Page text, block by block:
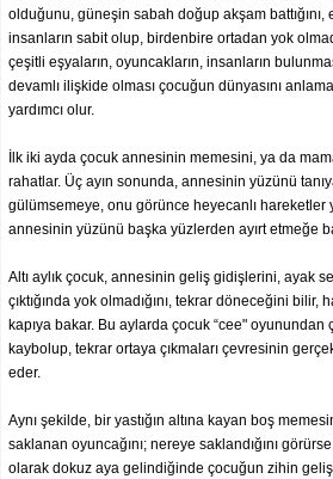
olduğunu, güneşin sabah doğup akşam battığını,
insanların sabit olup, birdenbire ortadan yok
çeşitli eşyaların, oyuncakların, insanların
devamlı ilişkide olması çocuğun dünyasını
yardımcı olur.
İlk iki ayda çocuk annesinin memesini, ya da
rahatlar. Üç ayın sonunda, annesinin yüzünü
gülümsemeye, onu görünce heyecanlı hareketler
annesinin yüzünü başka yüzlerden ayırt etmeğe
Altı aylık çocuk, annesinin geliş gidişlerini, ayak
çıktığında yok olmadığını, tekrar döneceğini bilir,
kapıya bakar. Bu aylarda çocuk “cee" oyunundan
kaybolup, tekrar ortaya çıkmaları çevresinin
eder.
Aynı şekilde, bir yastığın altına kayan boş
saklanan oyuncağını; nereye saklandığını
olarak dokuz aya gelindiğinde çocuğun zihin